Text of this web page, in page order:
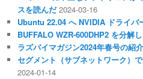
スを読んだ 2024-03-16
Ubuntu 22.04 へ NVIDIA ドライバ
BUFFALO WZR-600DHP2 を分解
ラズパイマガジン2024年春号の紹介
セグメント（サブネットワーク）
2024-01-14